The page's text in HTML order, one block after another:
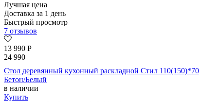
Лучшая цена
Доставка за 1 день
Быстрый просмотр
7 отзывов
13 990 Р
24 990
Стол деревянный кухонный раскладной Стил 110(150)*70
Бетон/Белый
в наличии
Купить